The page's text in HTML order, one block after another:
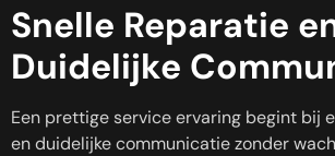
Snelle Reparatie
Duidelijke
Een prettige service ervaring begint bij
en duidelijke communicatie zonder